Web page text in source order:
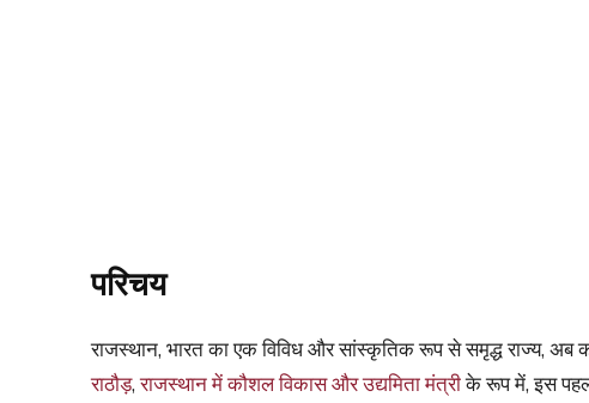
परिचय
राजस्थान, भारत का एक विविध और सांस्कृतिक रूप से समृद्ध राज्य,
राठौड़,राजस्थान में कौशल विकास और उद्यमिता मंत्रीके रूप में, इस